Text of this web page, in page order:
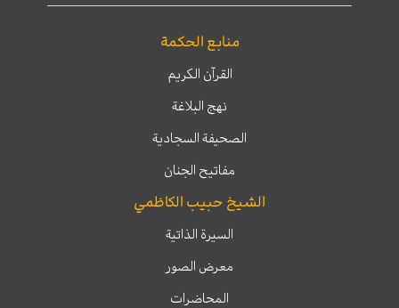
منابع الحكمة
القرآن الكريم
نهج البلاغة
الصحيفة السجادية
مفاتيح الجنان
الشيخ حبيب الكاظمي
السيرة الذاتية
معرض الصور
المحاضرات